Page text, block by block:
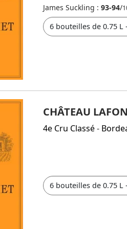
James Suckling : 93-94/
CHÂTEAU
4e Cru Classé-